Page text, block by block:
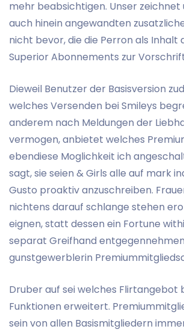
mehr beabsichtigen. Unser
auch hinein angewandten
nicht bevor, die die Perron als Inhalt
Superior Abonnements zur
Dieweil Benutzer der Basisversion
welches Versenden bei Smileys
anderem nach Meldungen der
vermogen, anbietet welches
ebendiese Moglichkeit ich
sagt, sie seien & Girls alle auf mark
Gusto proaktiv anzuschreiben.
nichtens darauf schlange stehen
eignen, statt dessen ein Fortune
separat Greifhand
gunstgewerblerin
Druber auf sei welches Flirtangebot
Funktionen erweitert.
sein von allen Basismitgliedern